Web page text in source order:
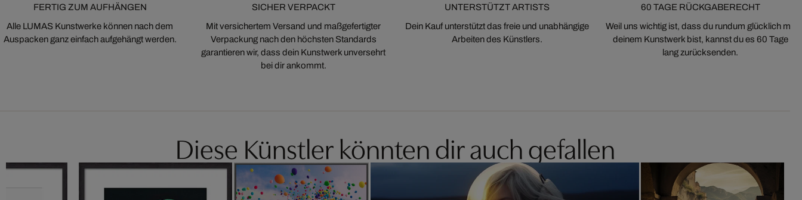
FERTIG ZUM AUFHÄNGEN
Alle LUMAS Kunstwerke können nach dem
Auspacken ganz einfach aufgehängt werden.
SICHER VERPACKT
Mit versichertem Versand und maßgefertigter
Verpackung nach den höchsten Standards
garantieren wir, dass dein Kunstwerk unversehrt
bei dir ankommt.
UNTERSTÜTZT ARTISTS
Dein Kauf unterstützt das freie und unabhängige
Arbeiten des Künstlers.
60 TAGE RÜCKGABERECHT
Weil uns wichtig ist, dass du rundum glücklich mit
deinem Kunstwerk bist, kannst du es 60 Tage
lang zurücksenden.
Diese Künstler könnten dir auch gefallen